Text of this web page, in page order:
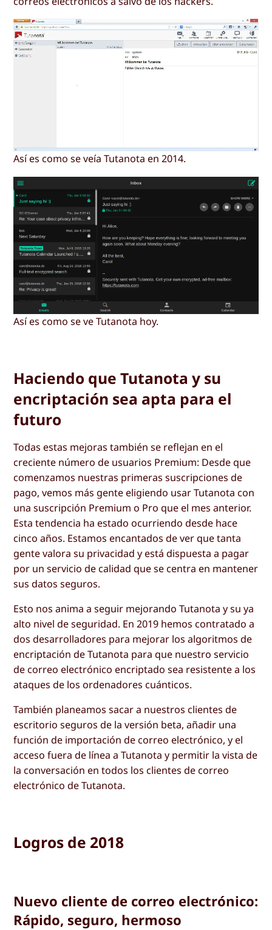
Así es como se veía Tutanota en 2014.
Así es como se ve Tutanota hoy.
Haciendo que Tutanota y su
encriptación sea apta para el
futuro
Todas estas mejoras también se reflejan en el
creciente número de usuarios Premium: Desde que
comenzamos nuestras primeras suscripciones de
pago, vemos más gente eligiendo usar Tutanota con
una suscripción Premium o Pro que el mes anterior.
Esta tendencia ha estado ocurriendo desde hace
cinco años. Estamos encantados de ver que tanta
gente valora su privacidad y está dispuesta a pagar
por un servicio de calidad que se centra en mantener
sus datos seguros.
Esto nos anima a seguir mejorando Tutanota y su ya
alto nivel de seguridad. En 2019 hemos contratado a
dos desarrolladores para mejorar los algoritmos de
encriptación de Tutanota para que nuestro servicio
de correo electrónico encriptado sea resistente a los
ataques de los ordenadores cuánticos.
También planeamos sacar a nuestros clientes de
escritorio seguros de la versión beta, añadir una
función de importación de correo electrónico, y el
acceso fuera de línea a Tutanota y permitir la vista de
la conversación en todos los clientes de correo
electrónico de Tutanota.
Logros de 2018
Nuevo cliente de correo electrónico:
Rápido, seguro, hermoso